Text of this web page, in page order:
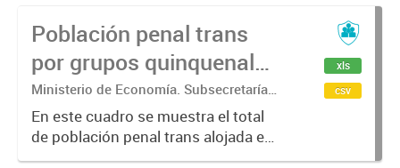
edad.
Población penal trans
por grupos quinquenales
de edad.
Ministerio de Economía. Subsecretaría
de Coordinación Económica y
Estadística. Dirección Provincial de
Estadística.
En este cuadro se muestra el total
de población penal trans alojada en
la provincia de Buenos Aires por
xls
csv